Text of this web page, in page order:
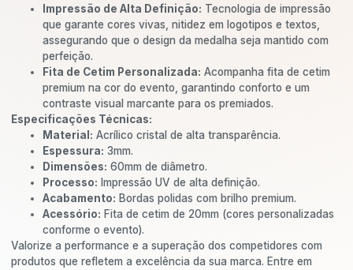
Impressão de Alta Definição: Tecnologia de impressão
que garante cores vivas, nitidez em logotipos e textos,
assegurando que o design da medalha seja mantido com
perfeição.
Fita de Cetim Personalizada: Acompanha fita de cetim
premium na cor do evento, garantindo conforto e um
contraste visual marcante para os premiados.
Especificações Técnicas:
Material: Acrílico cristal de alta transparência.
Espessura: 3mm.
Dimensões: 60mm de diâmetro.
Processo: Impressão UV de alta definição.
Acabamento: Bordas polidas com brilho premium.
Acessório: Fita de cetim de 20mm (cores personalizadas
conforme o evento).
Valorize a performance e a superação dos competidores com
produtos que refletem a excelência da sua marca. Entre em